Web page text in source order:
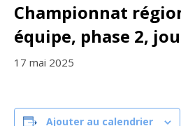
Championnat
équipe, phase 2,
17 mai 2025
Ajouter au calendrier